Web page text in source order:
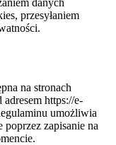
danych
przesyłaniem
na stronach
https://e-
umożliwia
zapisanie na